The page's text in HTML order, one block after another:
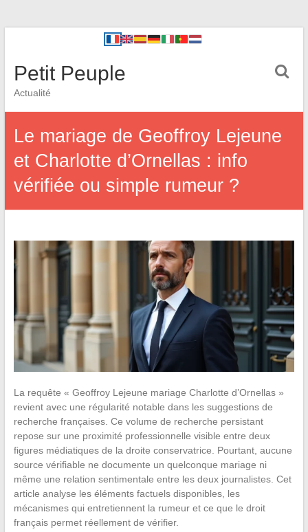
Petit Peuple
Actualité
Le mariage de Geoffroy Lejeune
et Charlotte d’Ornellas : info
vérifiée ou simple rumeur ?
La requête « Geoffroy Lejeune mariage Charlotte d’Ornellas »
revient avec une régularité notable dans les suggestions de
recherche françaises. Ce volume de recherche persistant
repose sur une proximité professionnelle visible entre deux
figures médiatiques de la droite conservatrice. Pourtant, aucune
source vérifiable ne documente un quelconque mariage ni
même une relation sentimentale entre les deux journalistes. Cet
article analyse les éléments factuels disponibles, les
mécanismes qui entretiennent la rumeur et ce que le droit
français permet réellement de vérifier.